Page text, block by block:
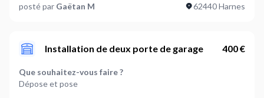
Basculante
PVC
Est-ce qu'il faut prévoir des travaux sur le support ?
Non
posté par Gaëtan M 62440 Harnes
Installation de deux porte de garage 400 €
Que souhaitez-vous faire ?
Dépose et pose